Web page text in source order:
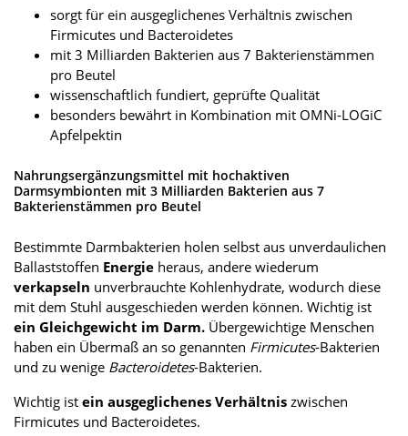
sorgt für ein ausgeglichenes Verhältnis zwischen
Firmicutes und Bacteroidetes
mit 3 Milliarden Bakterien aus 7 Bakterienstämmen
pro Beutel
wissenschaftlich fundiert, geprüfte Qualität
besonders bewährt in Kombination mit OMNi-LOGiC
Apfelpektin
Nahrungsergänzungsmittel mit hochaktiven
Darmsymbionten mit 3 Milliarden Bakterien aus 7
Bakterienstämmen pro Beutel
Bestimmte Darmbakterien holen selbst aus unverdaulichen
Ballaststoffen Energie heraus, andere wiederum
verkapseln unverbrauchte Kohlenhydrate, wodurch diese
mit dem Stuhl ausgeschieden werden können. Wichtig ist
ein Gleichgewicht im Darm. Übergewichtige Menschen
haben ein Übermaß an so genannten Firmicutes-Bakterien
und zu wenige Bacteroidetes-Bakterien.
Wichtig ist ein ausgeglichenes Verhältnis zwischen
Firmicutes und Bacteroidetes.